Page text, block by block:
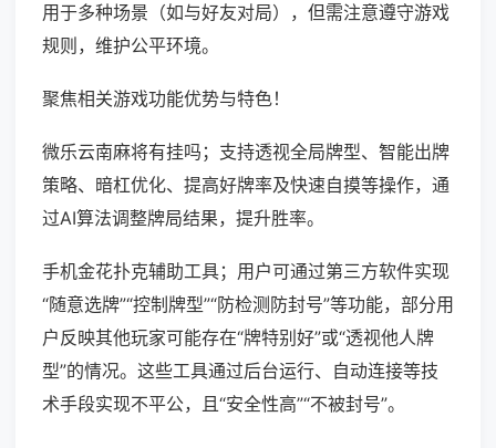
用于多种场景（如与好友对局），但需注意遵守游戏
规则，维护公平环境。
聚焦相关游戏功能优势与特色！
微乐云南麻将有挂吗；支持透视全局牌型、智能出牌
策略、暗杠优化、提高好牌率及快速自摸等操作，通
过AI算法调整牌局结果，提升胜率。
手机金花扑克辅助工具；用户可通过第三方软件实现
“随意选牌”“控制牌型”“防检测防封号”等功能，部分用
户反映其他玩家可能存在“牌特别好”或“透视他人牌
型”的情况。这些工具通过后台运行、自动连接等技
术手段实现不平公，且“安全性高”“不被封号”。